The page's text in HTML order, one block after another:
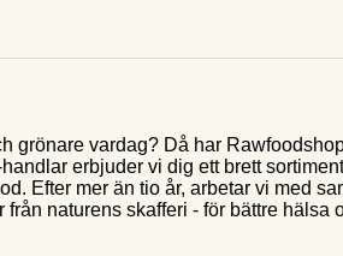
grönare vardag? Då har
erbjuder vi dig ett brett
Efter mer än tio år, arbetar vi med
naturens skafferi - för bättre hälsa